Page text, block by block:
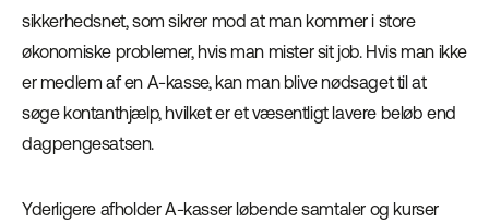
sikkerhedsnet, som sikrer mod at man kommer i store
økonomiske problemer, hvis man mister sit job. Hvis man ikke
er medlem af en A-kasse, kan man blive nødsaget til at
søge kontanthjælp, hvilket er et væsentligt lavere beløb end
dagpengesatsen.
Yderligere afholder A-kasser løbende samtaler og kurser